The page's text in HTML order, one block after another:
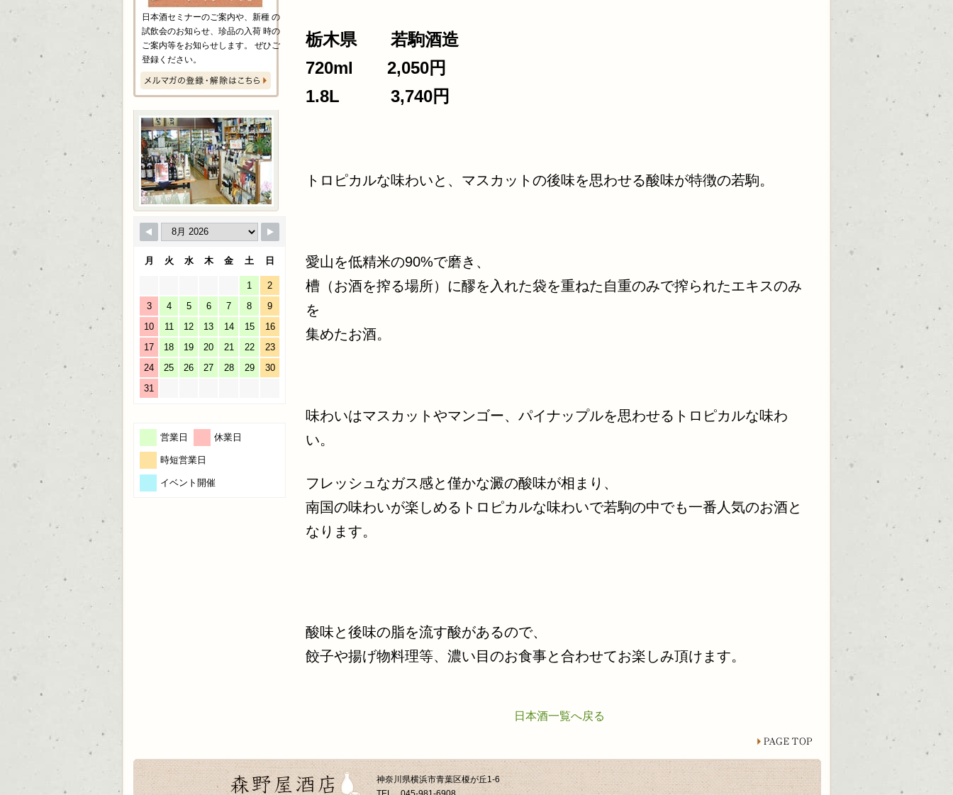
日本酒セミナーのご案内や、新種 の
試飲会のお知らせ、珍品の入荷 時の
ご案内等をお知らせします。 ぜひご
登録ください。
月 火 水 木 金 土 日
1
2
3
4 5 6 7 8
9
10
11 12 13 14 15
16
17
18 19 20 21 22
23
24
25 26 27 28 29
30
31
営業日 休業日
時短営業日
イベント開催
栃木県 若駒酒造
720ml 2,050円
1.8L 3,740円
トロピカルな味わいと、マスカットの後味を思わせる酸味が特徴の若駒。
愛山を低精米の90%で磨き、
槽（お酒を搾る場所）に醪を入れた袋を重ねた自重のみで搾られたエキスのみ
を
集めたお酒。
味わいはマスカットやマンゴー、パイナップルを思わせるトロピカルな味わ
い。
フレッシュなガス感と僅かな澱の酸味が相まり、
南国の味わいが楽しめるトロピカルな味わいで若駒の中でも一番人気のお酒と
なります。
酸味と後味の脂を流す酸があるので、
餃子や揚げ物料理等、濃い目のお食事と合わせてお楽しみ頂けます。
日本酒一覧へ戻る
神奈川県横浜市青葉区榎が丘1-6